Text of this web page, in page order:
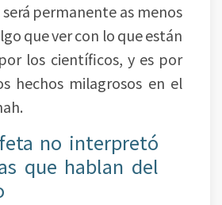
permanente as menos
que ver con lo que están
los científicos, y es por
hechos milagrosos en el
no interpretó
que hablan del